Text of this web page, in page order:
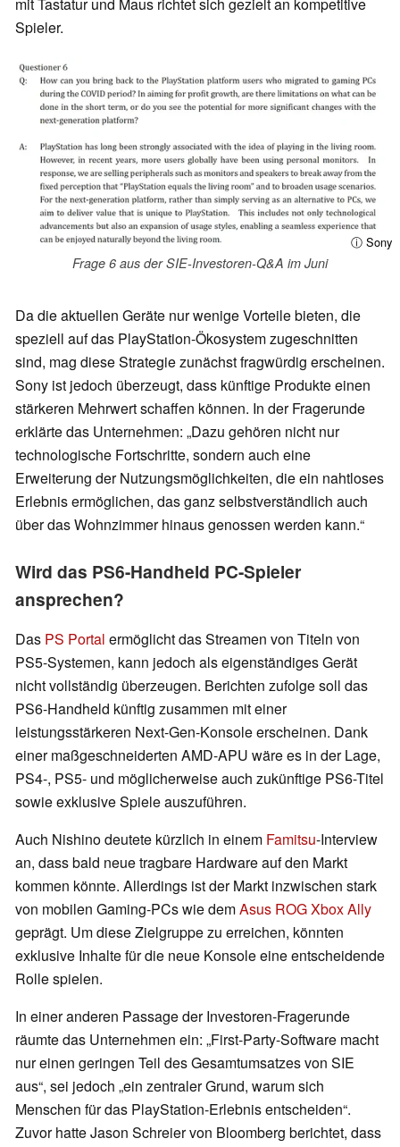
Spieler.
ⓘ Sony
Frage 6 aus der SIE-Investoren-Q&A im Juni
Da die aktuellen Geräte nur wenige Vorteile bieten, die
speziell auf das PlayStation-Ökosystem zugeschnitten
sind, mag diese Strategie zunächst fragwürdig erscheinen.
Sony ist jedoch überzeugt, dass künftige Produkte einen
stärkeren Mehrwert schaffen können. In der Fragerunde
erklärte das Unternehmen: „Dazu gehören nicht nur
technologische Fortschritte, sondern auch eine
Erweiterung der Nutzungsmöglichkeiten, die ein nahtloses
Erlebnis ermöglichen, das ganz selbstverständlich auch
über das Wohnzimmer hinaus genossen werden kann.“
Wird das PS6-Handheld PC-Spieler
ansprechen?
Das PS Portal ermöglicht das Streamen von Titeln von
PS5-Systemen, kann jedoch als eigenständiges Gerät
nicht vollständig überzeugen. Berichten zufolge soll das
PS6-Handheld künftig zusammen mit einer
leistungsstärkeren Next-Gen-Konsole erscheinen. Dank
einer maßgeschneiderten AMD-APU wäre es in der Lage,
PS4-, PS5- und möglicherweise auch zukünftige PS6-Titel
sowie exklusive Spiele auszuführen.
Auch Nishino deutete kürzlich in einem Famitsu-Interview
an, dass bald neue tragbare Hardware auf den Markt
kommen könnte. Allerdings ist der Markt inzwischen stark
von mobilen Gaming-PCs wie demAsus ROG Xbox Ally
geprägt. Um diese Zielgruppe zu erreichen, könnten
exklusive Inhalte für die neue Konsole eine entscheidende
Rolle spielen.
In einer anderen Passage der Investoren-Fragerunde
räumte das Unternehmen ein: „First-Party-Software macht
nur einen geringen Teil des Gesamtumsatzes von SIE
aus“, sei jedoch „ein zentraler Grund, warum sich
Menschen für das PlayStation-Erlebnis entscheiden“.
Zuvor hatte Jason Schreier von Bloomberg berichtet, dass